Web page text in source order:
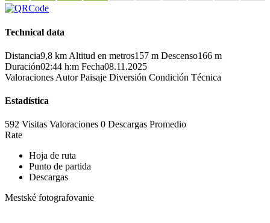
Technical data
Distancia9,8 km Altitud en metros157 m Descenso166 m
Duración02:44 h:m Fecha08.11.2025
Valoraciones Autor Paisaje Diversión Condición Técnica
Estadística
592 Visitas Valoraciones 0 Descargas Promedio
Rate
Hoja de ruta
Punto de partida
Descargas
Mestské fotografovanie